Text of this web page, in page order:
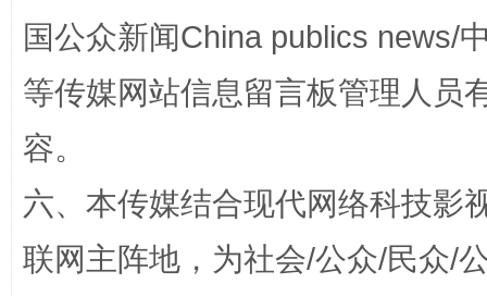
国公众新闻China publics news/
等传媒网站信息留言板管理人员
容。
六、本传媒结合现代网络科技影
联网主阵地，为社会/公众/民众/